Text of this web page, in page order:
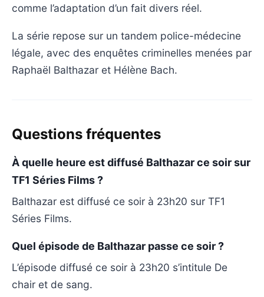
comme l’adaptation d’un fait divers réel.
La série repose sur un tandem police-médecine
légale, avec des enquêtes criminelles menées par
Raphaël Balthazar et Hélène Bach.
Questions fréquentes
À quelle heure est diffusé Balthazar ce soir sur
TF1 Séries Films ?
Balthazar est diffusé ce soir à 23h20 sur TF1
Séries Films.
Quel épisode de Balthazar passe ce soir ?
L’épisode diffusé ce soir à 23h20 s’intitule De
chair et de sang.